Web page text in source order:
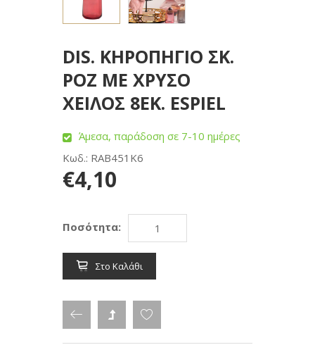
DIS. ΚΗΡΟΠΗΓΙΟ ΣΚ.
ΡΟΖ ΜΕ ΧΡΥΣΟ
ΧΕΙΛΟΣ 8ΕΚ. ESPIEL
Άμεσα, παράδοση σε 7-10 ημέρες
Κωδ.: RAB451K6
€4,10
Ποσότητα:
Στο Καλάθι